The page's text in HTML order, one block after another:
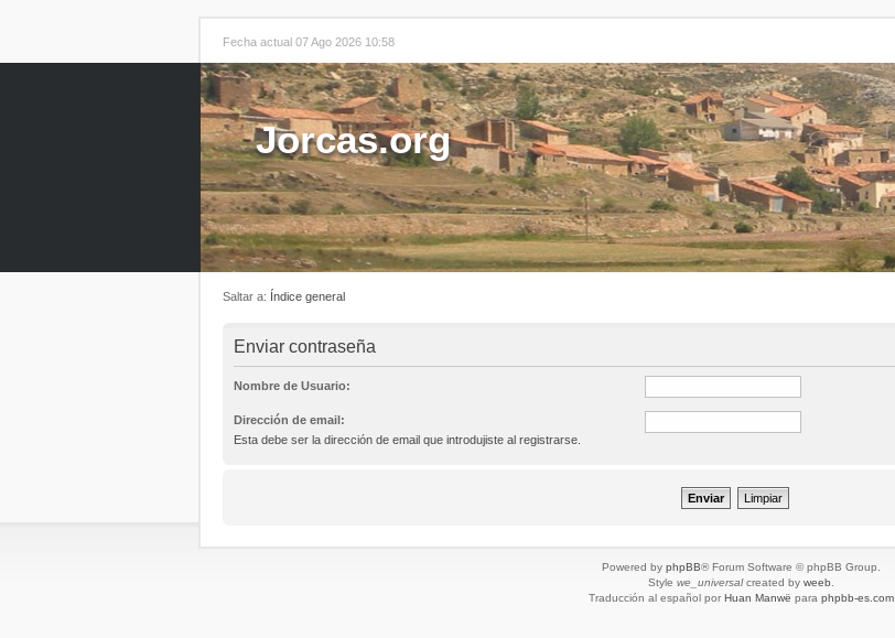
Fecha actual 07 Ago 2026 10:58
Jorcas.org
Saltar a: Índice general
Enviar contraseña
Nombre de Usuario:
Dirección de email:
Esta debe ser la dirección de email que introdujiste al registrarse.
Powered by phpBB® Forum Software © phpBB Group.
Style we_universalcreated by weeb
Traducción al español por Huan Manwë para phpbb-es.com